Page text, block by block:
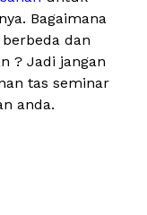
Bagaimana
dan
? Jadi jangan
tas seminar
anda.